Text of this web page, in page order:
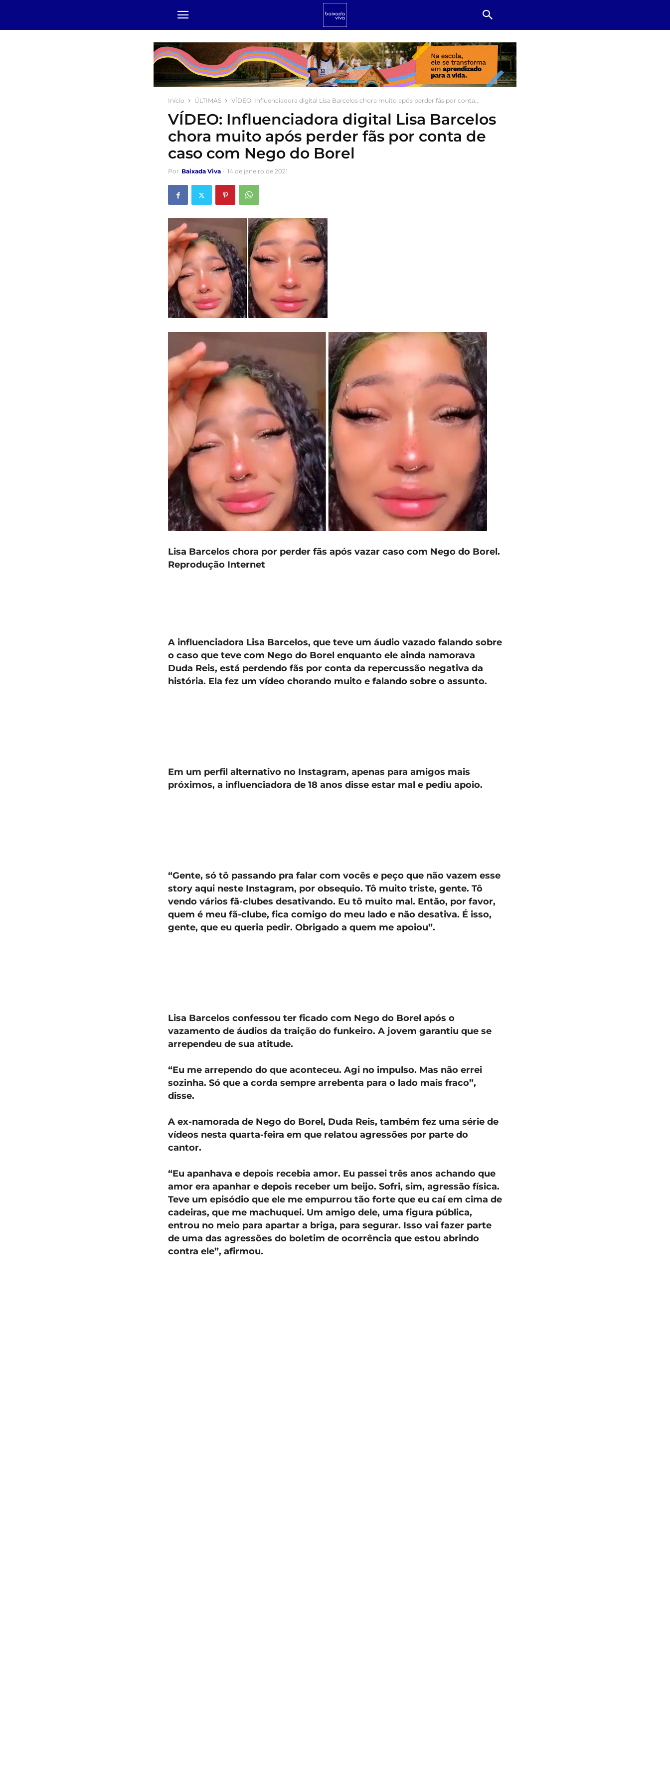
Início ÚLTIMAS VÍDEO: Influenciadora digital Lisa Barcelos chora muito após perder fãs por conta...
VÍDEO: Influenciadora digital Lisa Barcelos
chora muito após perder fãs por conta de
caso com Nego do Borel
Por Baixada Viva - 14 de janeiro de 2021
Lisa Barcelos chora por perder fãs após vazar caso com Nego do Borel.
Reprodução Internet
A influenciadora Lisa Barcelos, que teve um áudio vazado falando sobre
o caso que teve com Nego do Borel enquanto ele ainda namorava
Duda Reis, está perdendo fãs por conta da repercussão negativa da
história. Ela fez um vídeo chorando muito e falando sobre o assunto.
Em um perfil alternativo no Instagram, apenas para amigos mais
próximos, a influenciadora de 18 anos disse estar mal e pediu apoio.
“Gente, só tô passando pra falar com vocês e peço que não vazem esse
story aqui neste Instagram, por obsequio. Tô muito triste, gente. Tô
vendo vários fã-clubes desativando. Eu tô muito mal. Então, por favor,
quem é meu fã-clube, fica comigo do meu lado e não desativa. É isso,
gente, que eu queria pedir. Obrigado a quem me apoiou”.
Lisa Barcelos confessou ter ficado com Nego do Borel após o
vazamento de áudios da traição do funkeiro. A jovem garantiu que se
arrependeu de sua atitude.
“Eu me arrependo do que aconteceu. Agi no impulso. Mas não errei
sozinha. Só que a corda sempre arrebenta para o lado mais fraco”,
disse.
A ex-namorada de Nego do Borel, Duda Reis, também fez uma série de
vídeos nesta quarta-feira em que relatou agressões por parte do
cantor.
“Eu apanhava e depois recebia amor. Eu passei três anos achando que
amor era apanhar e depois receber um beijo. Sofri, sim, agressão física.
Teve um episódio que ele me empurrou tão forte que eu caí em cima de
cadeiras, que me machuquei. Um amigo dele, uma figura pública,
entrou no meio para apartar a briga, para segurar. Isso vai fazer parte
de uma das agressões do boletim de ocorrência que estou abrindo
contra ele”, afirmou.